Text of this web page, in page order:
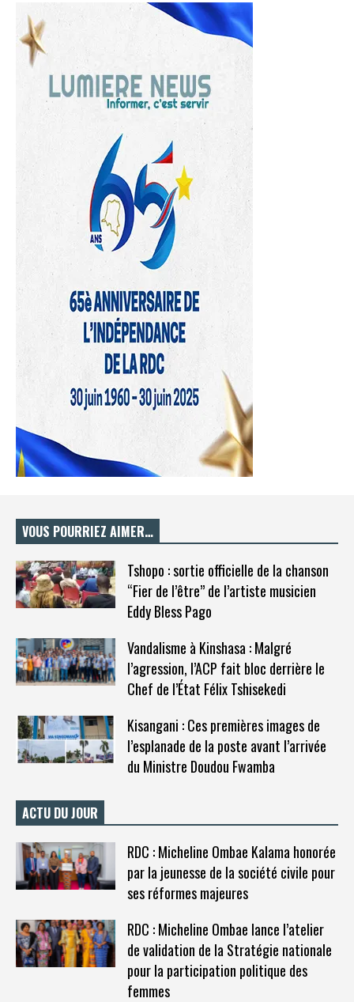
VOUS POURRIEZ AIMER…
Tshopo : sortie officielle de la chanson
“Fier de l’être” de l’artiste musicien
Eddy Bless Pago
Vandalisme à Kinshasa : Malgré
l’agression, l’ACP fait bloc derrière le
Chef de l’État Félix Tshisekedi
Kisangani : Ces premières images de
l’esplanade de la poste avant l’arrivée
du Ministre Doudou Fwamba
ACTU DU JOUR
RDC : Micheline Ombae Kalama honorée
par la jeunesse de la société civile pour
ses réformes majeures
RDC : Micheline Ombae lance l’atelier
de validation de la Stratégie nationale
pour la participation politique des
femmes